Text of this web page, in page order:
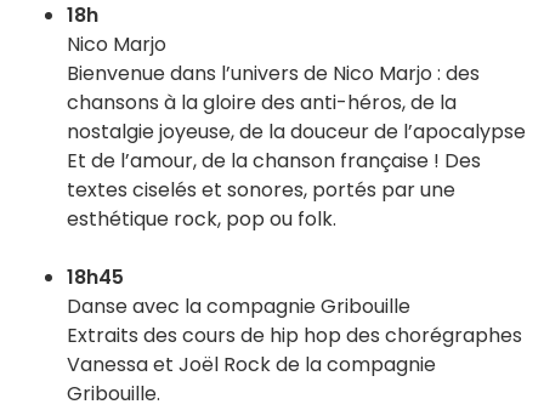
18h
Nico Marjo
Bienvenue dans l’univers de Nico Marjo : des
chansons à la gloire des anti-héros, de la
nostalgie joyeuse, de la douceur de l’apocalypse
Et de l’amour, de la chanson française ! Des
textes ciselés et sonores, portés par une
esthétique rock, pop ou folk.
18h45
Danse avec la compagnie Gribouille
Extraits des cours de hip hop des chorégraphes
Vanessa et Joël Rock de la compagnie
Gribouille.